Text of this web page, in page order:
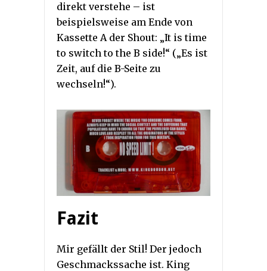
direkt verstehe – ist
beispielsweise am Ende von
Kassette A der Shout: „It is time
to switch to the B side!“ („Es ist
Zeit, auf die B-Seite zu
wechseln!“).
Fazit
Mir gefällt der Stil! Der jedoch
Geschmackssache ist. King